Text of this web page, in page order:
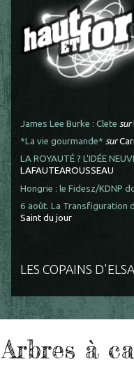
James Lee Burke : Clete sur
*La vie gourmande* sur
LA ROYAUTÉ ? L'IDÉE
LAFAUTEAROUSSEAU
Hongrie : le Fidesz/KDNP
6 août. La Transfiguration
Saint du jour
LES COPAINS D'ELSA
Arbres à